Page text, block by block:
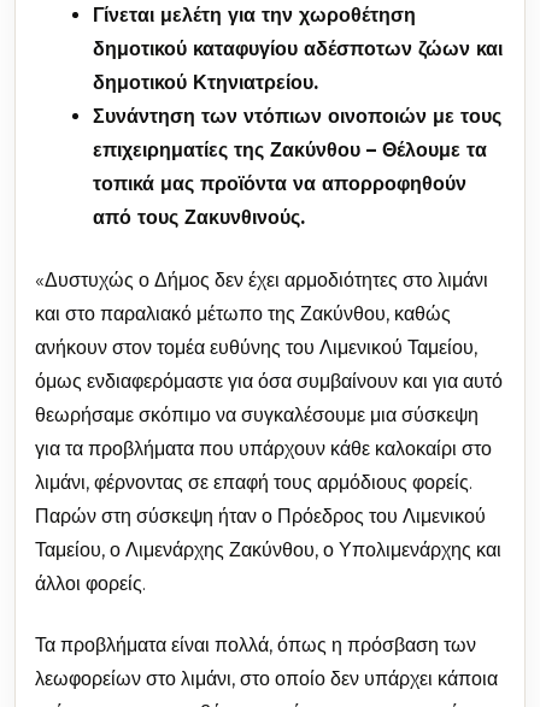
Γίνεται μελέτη για την χωροθέτηση
δημοτικού καταφυγίου αδέσποτων ζώων και
δημοτικού Κτηνιατρείου.
Συνάντηση των ντόπιων οινοποιών με τους
επιχειρηματίες της Ζακύνθου – Θέλουμε τα
τοπικά μας προϊόντα να απορροφηθούν
από τους Ζακυνθινούς.
«Δυστυχώς ο Δήμος δεν έχει αρμοδιότητες στο λιμάνι
και στο παραλιακό μέτωπο της Ζακύνθου, καθώς
ανήκουν στον τομέα ευθύνης του Λιμενικού Ταμείου,
όμως ενδιαφερόμαστε για όσα συμβαίνουν και για αυτό
θεωρήσαμε σκόπιμο να συγκαλέσουμε μια σύσκεψη
για τα προβλήματα που υπάρχουν κάθε καλοκαίρι στο
λιμάνι, φέρνοντας σε επαφή τους αρμόδιους φορείς.
Παρών στη σύσκεψη ήταν ο Πρόεδρος του Λιμενικού
Ταμείου, ο Λιμενάρχης Ζακύνθου, ο Υπολιμενάρχης και
άλλοι φορείς.
Τα προβλήματα είναι πολλά, όπως η πρόσβαση των
λεωφορείων στο λιμάνι, στο οποίο δεν υπάρχει κάποια